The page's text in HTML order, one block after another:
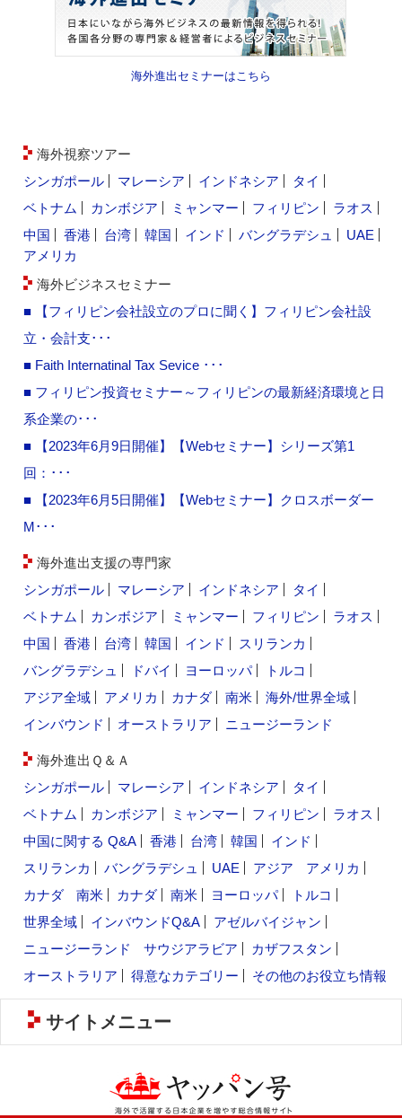
海外進出セミナーはこちら
海外視察ツアー
シンガポール
マレーシア インドネシア
タイ
ベトナム
カンボジア ミャンマー フィリピン
ラオス
中国
香港 台湾 韓国 インド バングラデシュ
UAE
アメリカ
海外ビジネスセミナー
■ 【フィリピン会社設立のプロに聞く】フィリピン会社設
立・会計支･･･
■ Faith Internatinal Tax Sevice ･･･
■ フィリピン投資セミナー～フィリピンの最新経済環境と日
系企業の･･･
■ 【2023年6月9日開催】【Webセミナー】シリーズ第1
回：･･･
■ 【2023年6月5日開催】【Webセミナー】クロスボーダー
M･･･
海外進出支援の専門家
シンガポール
マレーシア インドネシア
タイ
ベトナム
カンボジア ミャンマー フィリピン
ラオス
中国
香港 台湾 韓国 インド
スリランカ
バングラデシュ
ドバイ ヨーロッパ
トルコ
アジア全域
アメリカ カナダ 南米
海外/世界全域
インバウンド
オーストラリア ニュージーランド
海外進出Ｑ＆Ａ
シンガポール
マレーシア インドネシア
タイ
ベトナム
カンボジア ミャンマー フィリピン
ラオス
中国に関する Q&A
香港 台湾 韓国
インド
スリランカ
バングラデシュ UAE アジア
アメリカ
カナダ
南米 カナダ 南米 ヨーロッパ
トルコ
世界全域
インバウンドQ&A
アゼルバイジャン
ニュージーランド
サウジアラビア
カザフスタン
オーストラリア
得意なカテゴリー その他のお役立ち情報
サイトメニュー